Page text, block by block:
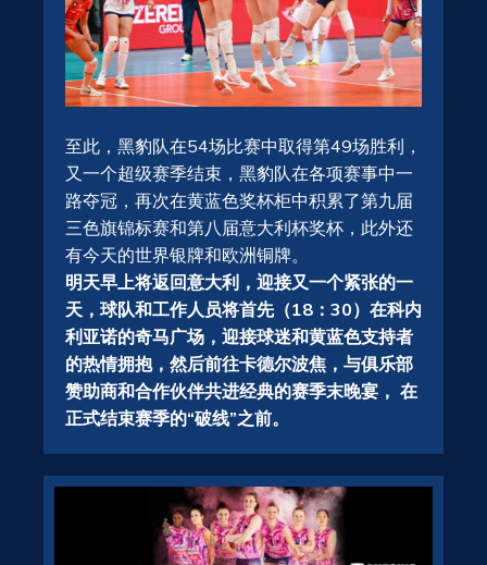
至此，黑豹队在54场比赛中取得第49场胜利，
又一个超级赛季结束，黑豹队在各项赛事中一
路夺冠，再次在黄蓝色奖杯柜中积累了第九届
三色旗锦标赛和第八届意大利杯奖杯，此外还
有今天的世界银牌和欧洲铜牌。
明天早上将返回意大利，迎接又一个紧张的一
天，球队和工作人员将首先（18：30）在科内
利亚诺的奇马广场，迎接球迷和黄蓝色支持者
的热情拥抱，然后前往卡德尔波焦，与俱乐部
赞助商和合作伙伴共进经典的赛季末晚宴， 在
正式结束赛季的“破线”之前。